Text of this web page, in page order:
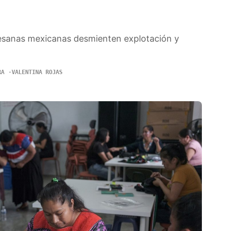
mexicanas desmienten explotación y
VALENTINA ROJAS